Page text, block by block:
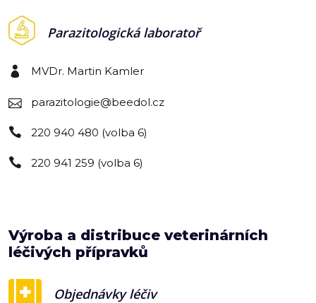
Parazitologická laboratoř
MVDr. Martin Kamler
parazitologie@beedol.cz
220 940 480 (volba 6)
220 941 259 (volba 6)
Výroba a distribuce veterinárních
léčivých přípravků
Objednávky léčiv